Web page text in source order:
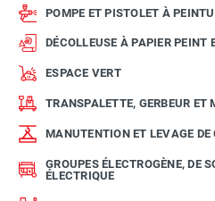
POMPE ET PISTOLET À
DÉCOLLEUSE À PAPIER PEINT
ESPACE VERT
TRANSPALETTE, GERBEUR ET
MANUTENTION ET LEVAGE DE
GROUPES ÉLECTROGÈNE, DE
ÉLECTRIQUE